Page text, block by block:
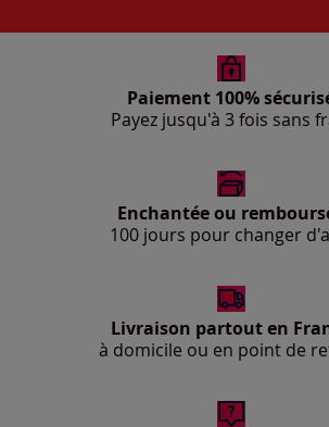
Paiement 100%
Payez jusqu'à 3 fois sans
Enchantée ou
100 jours pour changer
Livraison partout en
à domicile ou en point de